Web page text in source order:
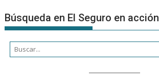
Búsqueda en El Seguro en acción